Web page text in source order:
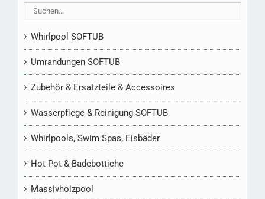
Whirlpool SOFTUB
Umrandungen SOFTUB
Zubehör & Ersatzteile & Accessoires
Wasserpflege & Reinigung SOFTUB
Whirlpools, Swim Spas, Eisbäder
Hot Pot & Badebottiche
Massivholzpool